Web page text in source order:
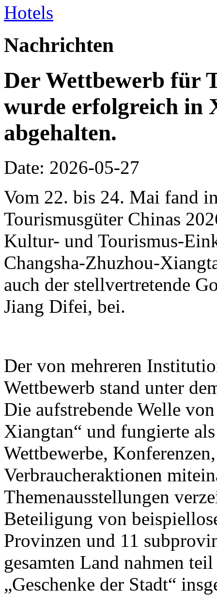
Nachrichten
Der Wettbewerb für
wurde erfolgreich in
abgehalten.
Date: 2026-05-27
Vom 22. bis 24. Mai fand
Tourismusgüter Chinas
Kultur- und Tourismus-
Changsha-Zhuzhou-
auch der stellvertretende
Jiang Difei, bei.
Der von mehreren
Wettbewerb stand unter
Die aufstrebende Welle
Xiangtan“ und fungierte
Wettbewerbe,
Verbraucheraktionen
Themenausstellungen
Beteiligung von
Provinzen und 11
gesamten Land nahmen
„Geschenke der Stadt“